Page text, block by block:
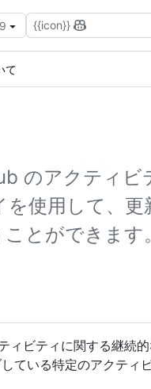
{{icon}}
て
のアクティビ
使用して、更
とができます。
ビティに関する継続
ている特定のアクティ